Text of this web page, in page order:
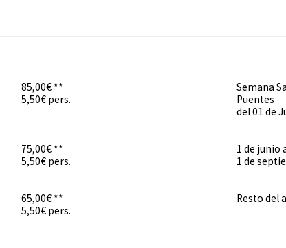
85,00€ **
5,50€ pers.
Semana
Puentes
del 01 de
75,00€ **
5,50€ pers.
1 de junio
1 de
65,00€ **
5,50€ pers.
Resto del